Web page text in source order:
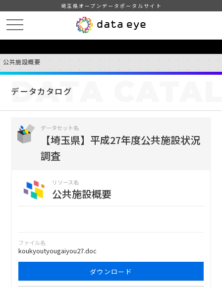
埼玉県オープンデータポータルサイト
公共施設概要
データカタログ
DATA
データセット名
【埼玉県】平成27年度公共施設状況
調査
リソース名
公共施設概要
ファイル名
koukyoutyougaiyou27.doc
ダウンロード